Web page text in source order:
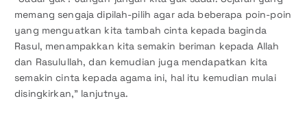
memang sengaja dipilah-pilih agar ada beberapa poin-poin
yang menguatkan kita tambah cinta kepada baginda
Rasul, menampakkan kita semakin beriman kepada Allah
dan Rasulullah, dan kemudian juga mendapatkan kita
semakin cinta kepada agama ini, hal itu kemudian mulai
disingkirkan,” lanjutnya.